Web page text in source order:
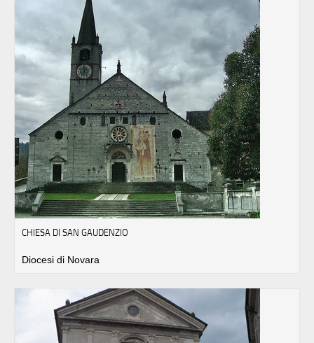
CHIESA DI SAN GAUDENZIO
Diocesi di Novara